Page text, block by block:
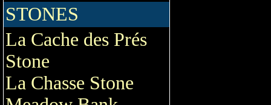
STONES
La Cache des Prés
Stone
La Chasse Stone